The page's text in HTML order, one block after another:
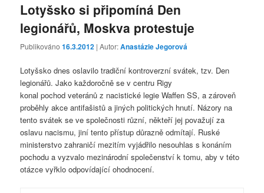
Lotyšsko si připomíná Den
legionářů, Moskva protestuje
Publikováno16.3.2012 | Autor:Anastázie Jegorová
Lotyšsko dnes oslavilo tradiční kontroverzní svátek, tzv. Den
legionářů. Jako každoročně se v centru Rigy
konal pochod veteránů z nacistické legie Waffen SS, a zároveň
proběhly akce antifašistů a jiných politických hnutí. Názory na
tento svátek se ve společnosti různí, někteří jej považují za
oslavu nacismu, jiní tento přístup důrazně odmítají. Ruské
ministerstvo zahraničí mezitím vyjádřilo nesouhlas s konáním
pochodu a vyzvalo mezinárodní společenství k tomu, aby v této
otázce vyřklo odpovídající ohodnocení.